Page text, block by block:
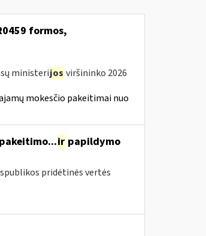
formos,
ministerijos viršininko 2026
mokesčio pakeitimai nuo
irpapildymo
pridėtinės vertės